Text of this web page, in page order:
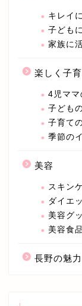
キレイ
子ども
家族に
楽しく子
4児ママ
子ども
子育て
季節の
美容
スキン
ダイエ
美容グ
美容食品
長野の魅力